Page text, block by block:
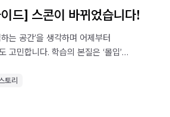
드] 스콘이 바뀌었습니다!
는 공간’을 생각하며 어제부터
고민합니다. 학습의 본질은 ‘몰입’에
깊이 있게 닿을 수 있도록
토리